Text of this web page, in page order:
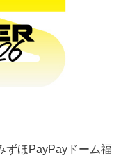
ずほPayPayドーム福